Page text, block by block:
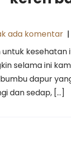
ada komentar |
kesehatan
selama ini
dapur
dan sedap, […]